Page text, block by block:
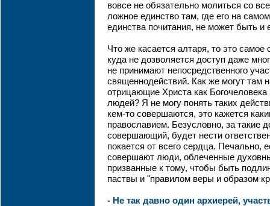
вовсе не обязательно молиться со
ложное единство там, где его на
единства почитания, не может быть и
Что же касается алтаря, то это
куда не дозволяется доступ даже
не принимают непосредственного
священнодействий. Как же могут там
отрицающие Христа как Богочеловека
людей? Я не могу понять таких
кем-то совершаются, это кажется
православием. Безусловно, за такие
совершающий, будет нести
покается от всего сердца. Печально,
совершают люди, облеченные
призванные к тому, чтобы быть
паствы и "правилом веры и образом
- Не так давно один архиерей,